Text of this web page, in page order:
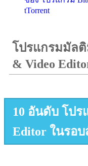
tTorrent
โปรแกรมมัลติ
& Video
10 อันดับ โปร
Editor ในรอ